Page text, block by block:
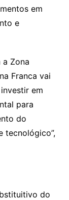
em
e
Zona
Franca vai
em
para
do
tecnológico”,
do